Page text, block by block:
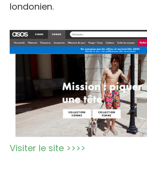
londonien.
Visiter le site >>>>